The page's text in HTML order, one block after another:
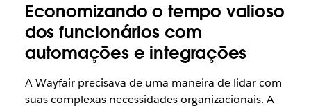
Economizando o tempo valioso
dos funcionários com
automações e integrações
A Wayfair precisava de uma maneira de lidar com
suas complexas necessidades organizacionais. A